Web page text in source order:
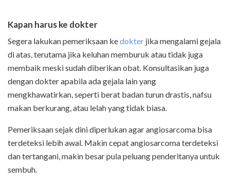
Kapan harus ke dokter
Segera lakukan pemeriksaan kedokter jika mengalami gejala
di atas, terutama jika keluhan memburuk atau tidak juga
membaik meski sudah diberikan obat. Konsultasikan juga
dengan dokter apabila ada gejala lain yang
mengkhawatirkan, seperti berat badan turun drastis, nafsu
makan berkurang, atau lelah yang tidak biasa.
Pemeriksaan sejak dini diperlukan agar angiosarcoma bisa
terdeteksi lebih awal. Makin cepat angiosarcoma terdeteksi
dan tertangani, makin besar pula peluang penderitanya untuk
sembuh.